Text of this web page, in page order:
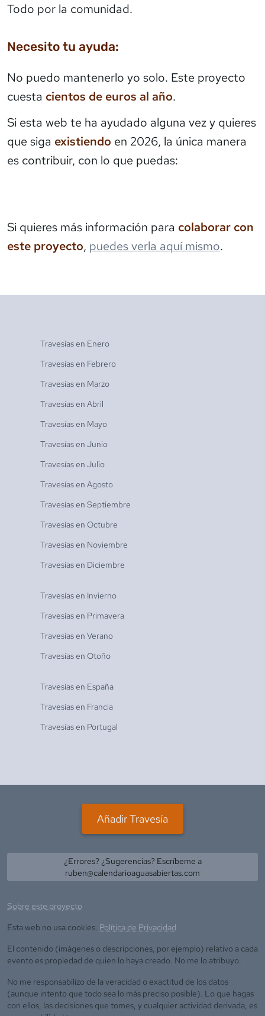
Todo por la comunidad.
Necesito tu ayuda:
No puedo mantenerlo yo solo. Este proyecto
cuesta cientos de euros al año.
Si esta web te ha ayudado alguna vez y quieres
que siga existiendo en 2026, la única manera
es contribuir, con lo que puedas:
Si quieres más información para colaborar con
este proyecto, puedes verla aquí mismo.
Travesías en Enero
Travesías en Febrero
Travesías en Marzo
Travesías en Abril
Travesías en Mayo
Travesías en Junio
Travesías en Julio
Travesías en Agosto
Travesías en Septiembre
Travesías en Octubre
Travesías en Noviembre
Travesías en Diciembre
Travesías en Invierno
Travesías en Primavera
Travesías en Verano
Travesías en Otoño
Travesías en España
Travesías en Francia
Travesías en Portugal
Añadir Travesía
¿Errores? ¿Sugerencias? Escríbeme a
ruben@calendarioaguasabiertas.com
Sobre este proyecto
Esta web no usa cookies. Política de Privacidad
El contenido (imágenes o descripciones, por ejemplo) relativo a cada
evento es propiedad de quien lo haya creado. No me lo atribuyo.
No me responsabilizo de la veracidad o exactitud de los datos
(aunque intento que todo sea lo más preciso posible). Lo que hagas
con ellos, las decisiones que tomes, y cualquier actividad derivada, es